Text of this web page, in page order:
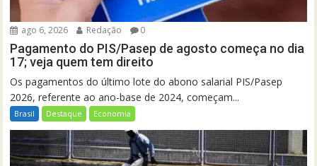
ago 6, 2026 Redação 0
Pagamento do PIS/Pasep de agosto começa no dia
17; veja quem tem direito
Os pagamentos do último lote do abono salarial PIS/Pasep
2026, referente ao ano-base de 2024, começam...
Brasil Destaque Economia